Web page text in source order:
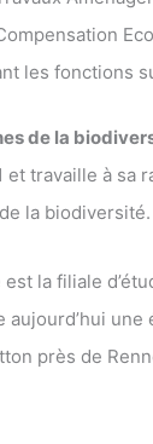
les fonctions
de la
travaille à sa
la biodiversité.
la filiale
près de